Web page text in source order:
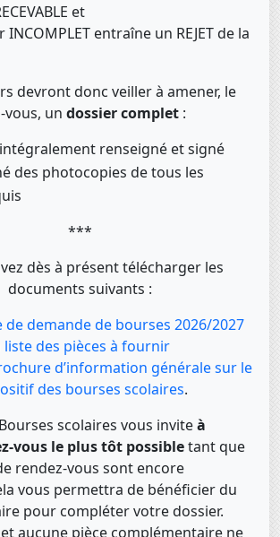
et
entraîne un REJET de la
devront donc veiller à amener, le
un dossier complet :
renseigné et signé
des photocopies de tous les
***
dès à présent télécharger les
documents suivants :
demande de bourses 2026/2027
liste des pièces à fournir
d’information générale sur le
des bourses scolaires.
scolaires vous inviteà
vous le plus tôt possibletant que
rendez-vous sont encore
vous permettra de bénéficier du
pour compléter votre dossier.
aucune pièce complémentaire ne